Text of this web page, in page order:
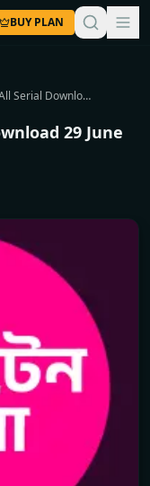
BUY PLAN
Enter 10 Bangla All Serial Download 29 June 2026 Zip
29 June